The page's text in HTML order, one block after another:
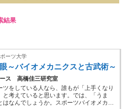
結果
ーツ大学
～バイオメカニクスと古武術～
ス 高橋佳三研究室
ツをしている人なら、誰もが「上手くなり
と考えていると思います。では、「うま
はなんでしょうか。スポーツバイオメカ…